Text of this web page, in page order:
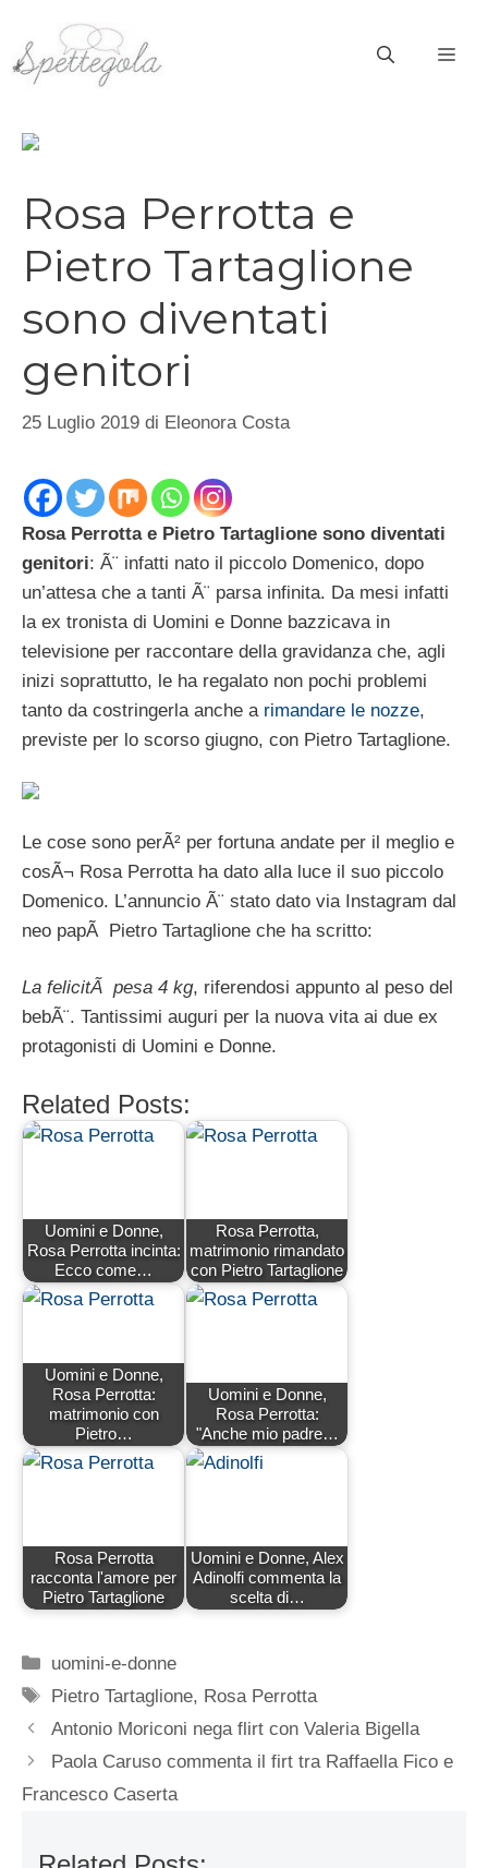
contenuto
Rosa Perrotta e
Pietro Tartaglione
sono diventati
genitori
25 Luglio 2019 di Eleonora Costa
Rosa Perrotta e Pietro Tartaglione sono diventati
genitori: Ã¨ infatti nato il piccolo Domenico, dopo
un’attesa che a tanti Ã¨ parsa infinita. Da mesi infatti
la ex tronista di Uomini e Donne bazzicava in
televisione per raccontare della gravidanza che, agli
inizi soprattutto, le ha regalato non pochi problemi
tanto da costringerla anche a rimandare le nozze,
previste per lo scorso giugno, con Pietro Tartaglione.
Le cose sono perÃ² per fortuna andate per il meglio e
cosÃ¬ Rosa Perrotta ha dato alla luce il suo piccolo
Domenico. L’annuncio Ã¨ stato dato via Instagram dal
neo papÃ Pietro Tartaglione che ha scritto:
La felicitÃ pesa 4 kg, riferendosi appunto al peso del
bebÃ¨. Tantissimi auguri per la nuova vita ai due ex
protagonisti di Uomini e Donne.
Related Posts:
Uomini e Donne,
Rosa Perrotta incinta:
Ecco come…
Rosa Perrotta,
matrimonio rimandato
con Pietro Tartaglione
Uomini e Donne,
Rosa Perrotta:
matrimonio con
Pietro…
Uomini e Donne,
Rosa Perrotta:
"Anche mio padre…
Rosa Perrotta
racconta l'amore per
Pietro Tartaglione
Uomini e Donne, Alex
Adinolfi commenta la
scelta di…
Categorie
uomini-e-donne
Tag
Pietro Tartaglione, Rosa Perrotta
Antonio Moriconi nega flirt con Valeria Bigella
Paola Caruso commenta il firt tra Raffaella Fico e
Francesco Caserta